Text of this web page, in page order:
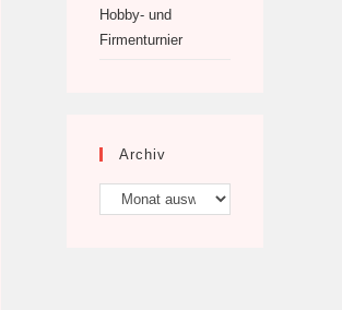
Hobby- und
Firmenturnier
Archiv
Archiv